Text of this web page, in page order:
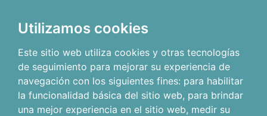
Utilizamos cookies
Este sitio web utiliza cookies y otras tecnologías
de seguimiento para mejorar su experiencia de
navegación con los siguientes fines: para habilitar
la funcionalidad básica del sitio web, para brindar
una mejor experiencia en el sitio web, medir su